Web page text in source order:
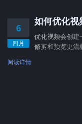
6
四月
如何优化视
优化视频会创建
修剪和预览更流
阅读详情